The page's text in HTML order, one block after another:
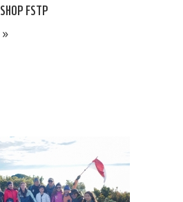
FSTP